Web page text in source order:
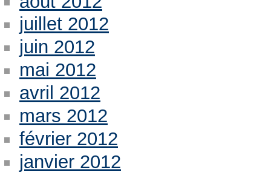
juillet 2012
juin 2012
mai 2012
avril 2012
mars 2012
février 2012
janvier 2012